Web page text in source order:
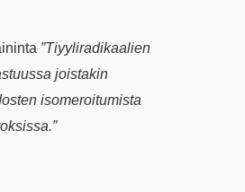
”Tiyyliradikaalien
joistakin
isomeroitumista